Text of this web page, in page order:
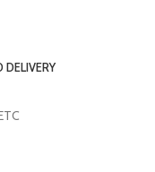
DELIVERY